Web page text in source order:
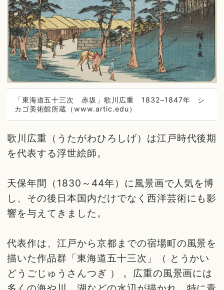
「東海道五十三次 赤坂」歌川広重 1832–1847年 シ
カゴ美術館所蔵（www.artic.edu）
歌川広重（うたがわひろしげ）は江戸時代後期
を代表する浮世絵師。
天保年間（1830～44年）に風景画で人気を博
し、その後日本国内だけでなく西洋芸術にも影
響を与えてきました。
代表作は、江戸から京都までの宿場町の風景を
描いた作品群「東海道五十三次」（ とうかい
どうごじゅうさんつぎ ） 。広重の風景画には